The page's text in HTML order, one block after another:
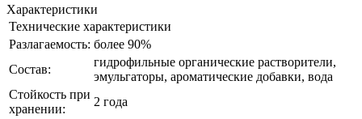
Характеристики
Технические характеристики
Разлагаемость: более 90%
Состав:
гидрофильные органические растворители,
эмульгаторы, ароматические добавки, вода
Стойкость при
хранении:
2 года